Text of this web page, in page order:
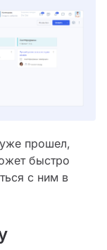
уже прошел,
быстро
с ним в